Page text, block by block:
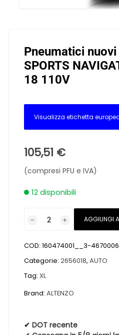
Pneumatici nuovi
SPORTS
18 110V
Visualizza etichetta
105,51 €
(compresi PFU e IVA)
12 disponibili
SPORTS
NAVIGATOR
XL
60
110V
AGGIUNGI
COD:160474001__3-
Categorie:2656018,AUTO
Tag:XL
Brand:ALTENZO
✔ DOT recente